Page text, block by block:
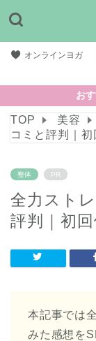
オンラインヨガ
お
TOP 美容
コミと評判｜
整体 PR
全力スト
評判｜初
本記事では
みた感想を